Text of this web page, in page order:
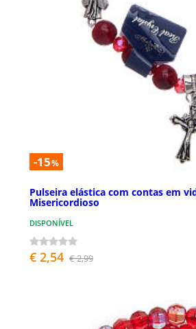
-15%
Pulseira elástica com contas em
Misericordioso
DISPONÍVEL
€ 2,54 € 2,99